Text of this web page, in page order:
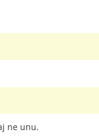
ne unu.